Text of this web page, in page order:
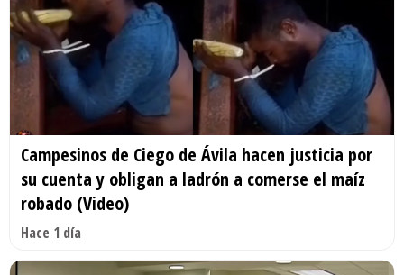
Campesinos de Ciego de Ávila hacen justicia por
su cuenta y obligan a ladrón a comerse el maíz
robado (Video)
Hace 1 día